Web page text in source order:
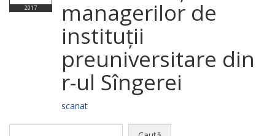
2017
managerilor de
instituții
preuniversitare din
r-ul Sîngerei
scanat